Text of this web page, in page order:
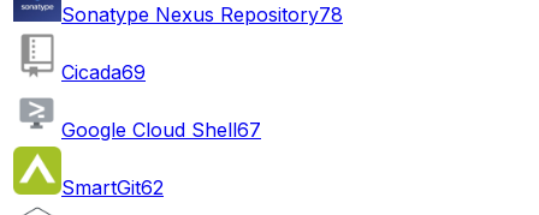
Sonatype Nexus Repository78
Cicada69
Google Cloud Shell67
SmartGit62